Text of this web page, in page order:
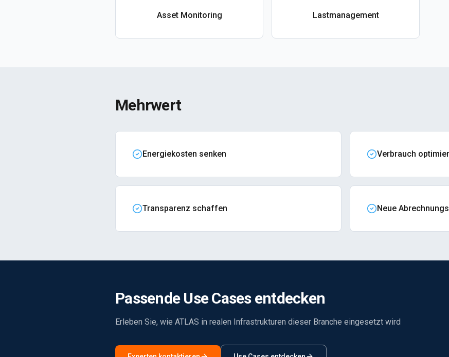
Asset Monitoring Lastmanagement
Mehrwert
Energiekosten senken Verbrauch
Transparenz schaffen Neue
Passende Use Cases entdecken
Erleben Sie, wie ATLAS in realen Infrastrukturen dieser Branche eingesetzt wird